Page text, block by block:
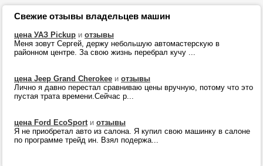
Свежие отзывы владельцев машин
цена УАЗ Pickup и отзывы
Меня зовут Сергей, держу небольшую автомастерскую в
районном центре. За свою жизнь перебрал кучу ...
цена Jeep Grand Cherokee и отзывы
Лично я давно перестал сравниваю цены вручную, потому что это
пустая трата времени.Сейчас р...
цена Ford EcoSportи отзывы
Я не приобретал авто из салона. Я купил свою машинку в салоне
по программе трейд ин. Взял подержа...